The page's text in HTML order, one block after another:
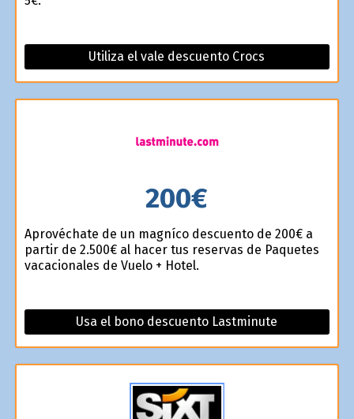
Utiliza el vale descuento Crocs
200€
Aprovéchate de un magnífico descuento de 200€ a
partir de 2.500€ al hacer tus reservas de Paquetes
vacacionales de Vuelo + Hotel.
Usa el bono descuento Lastminute